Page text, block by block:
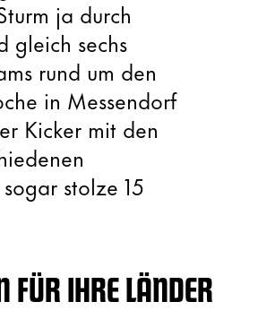
ja durch
gleich sechs
rund um den
in Messendorf
Kicker mit den
stolze 15
FÜR IHRE LÄNDER